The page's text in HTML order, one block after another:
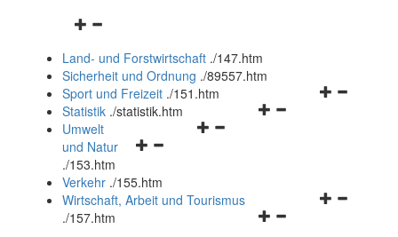
Navigationsmenü
und
schließen
Land- und Forstwirtschaft ./147.htm
Sicherheit und Ordnung ./89557.htm
Navigationsmenü
Sport und Freizeit ./151.htm
Navigationsmenü
Statistik ./statistik.htm
Navigationsmenü
und
schließen
Umwelt
und Natur
./153.htm
Verkehr ./155.htm
Navigationsmenü
Wirtschaft, Arbeit und Tourismus
./157.htm